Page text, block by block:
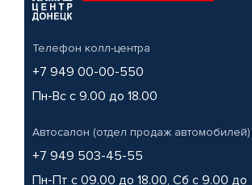
Телефон колл-центра
+7 949 00-00-550
Пн-Вс с 9.00 до 18.00
Автосалон (отдел продаж автомобилей)
+7 949 503-45-55
Пн-Пт с 09.00 до 18.00, Сб с 9.00 до